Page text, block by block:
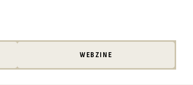
WEBZINE